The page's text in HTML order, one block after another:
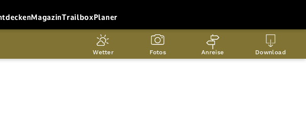
MagazinTrailboxPlaner
Wetter Fotos Anreise Download